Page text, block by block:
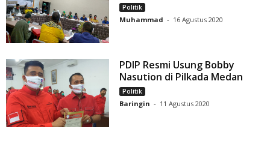
Politik
Muhammad - 16 Agustus 2020
PDIP Resmi Usung Bobby
Nasution di Pilkada Medan
Politik
Baringin - 11 Agustus 2020